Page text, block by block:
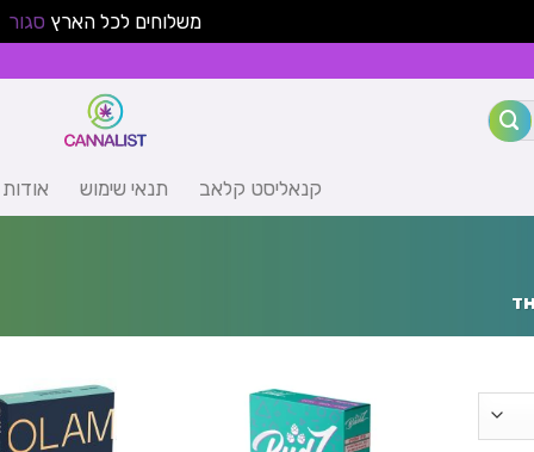
משלוחים לכל הארץ סגור
קנאליסט קלאב תנאי שימוש אודות